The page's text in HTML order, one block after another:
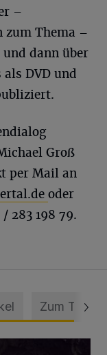
–
zum Thema –
dann über
DVD und
Groß
per Mail an
oder
283 198 79.
Zum Thema